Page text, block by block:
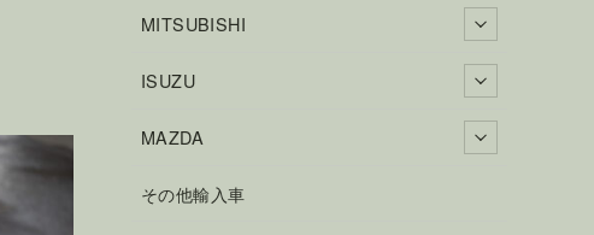
MITSUBISHI
ISUZU
MAZDA
その他輸入車